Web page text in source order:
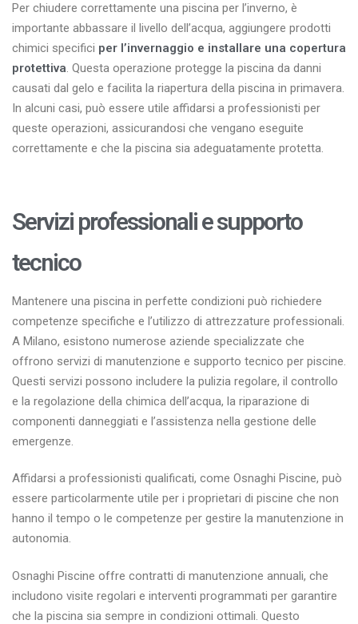
Per chiudere correttamente una piscina per l’inverno, è
importante abbassare il livello dell’acqua, aggiungere prodotti
chimici specifici per l’invernaggio e installare una copertura
protettiva. Questa operazione protegge la piscina da danni
causati dal gelo e facilita la riapertura della piscina in primavera.
In alcuni casi, può essere utile affidarsi a professionisti per
queste operazioni, assicurandosi che vengano eseguite
correttamente e che la piscina sia adeguatamente protetta.
Servizi professionali e supporto
tecnico
Mantenere una piscina in perfette condizioni può richiedere
competenze specifiche e l’utilizzo di attrezzature professionali.
A Milano, esistono numerose aziende specializzate che
offrono servizi di manutenzione e supporto tecnico per piscine.
Questi servizi possono includere la pulizia regolare, il controllo
e la regolazione della chimica dell’acqua, la riparazione di
componenti danneggiati e l’assistenza nella gestione delle
emergenze.
Affidarsi a professionisti qualificati, come Osnaghi Piscine, può
essere particolarmente utile per i proprietari di piscine che non
hanno il tempo o le competenze per gestire la manutenzione in
autonomia.
Osnaghi Piscine offre contratti di manutenzione annuali, che
includono visite regolari e interventi programmati per garantire
che la piscina sia sempre in condizioni ottimali. Questo